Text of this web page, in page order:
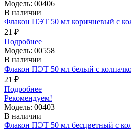
Модель: 00406
В наличии
Флакон ПЭТ 50 мл коричневый с
21 ₽
Подробнее
Модель: 00558
В наличии
Флакон ПЭТ 50 мл белый с
21 ₽
Подробнее
Рекомендуем!
Модель: 00403
В наличии
Флакон ПЭТ 50 мл бесцветный с